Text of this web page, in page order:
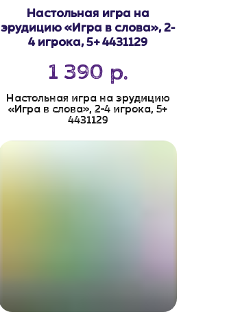
Настольная игра на
эрудицию «Игра в слова», 2-
4 игрока, 5+ 4431129
1 390 р.
Настольная игра на эрудицию
«Игра в слова», 2-4 игрока, 5+
4431129